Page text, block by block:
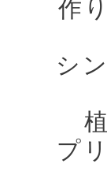
作
シ
プ